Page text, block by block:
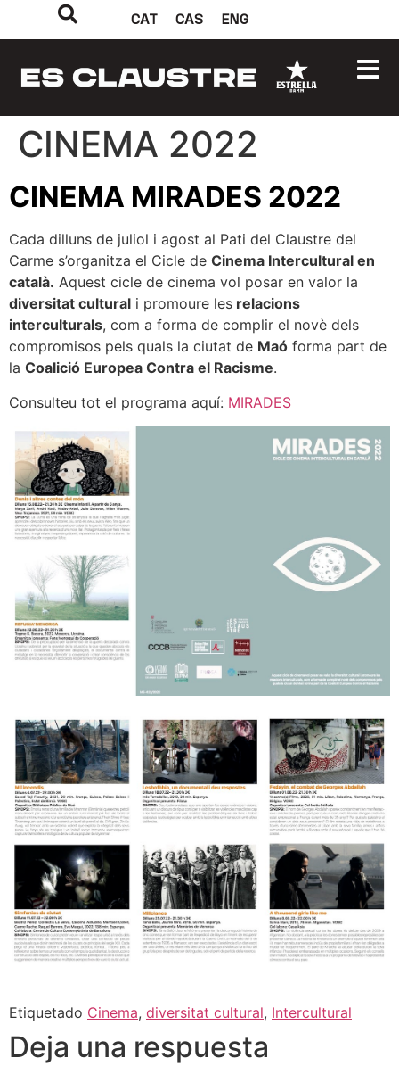
CAT CAS ENG
CINEMA 2022
CINEMA MIRADES 2022
Cada dilluns de juliol i agost al Pati del Claustre del
Carme s’organitza el Cicle de Cinema Intercultural en
català. Aquest cicle de cinema vol posar en valor la
diversitat cultural i promoure les relacions
interculturals, com a forma de complir el novè dels
compromisos pels quals la ciutat de Maó forma part de
la Coalició Europea Contra el Racisme.
Consulteu tot el programa aquí: MIRADES
Etiquetado Cinema, diversitat cultural, Intercultural
Deja una respuesta